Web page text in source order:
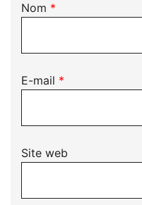
Nom *
E-mail *
Site web